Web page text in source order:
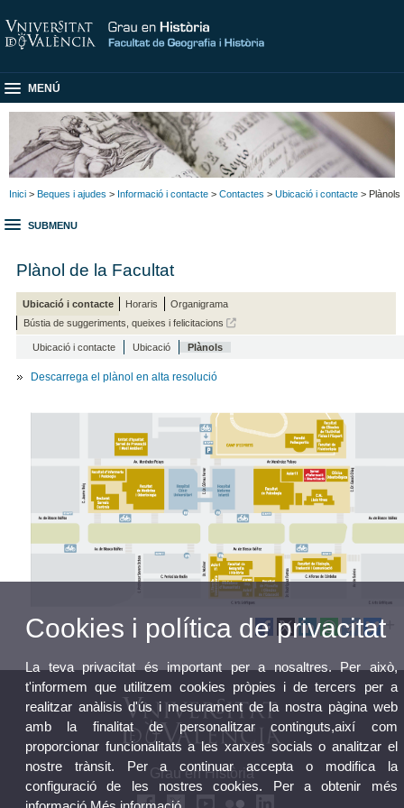
MENÚ
Inici > Beques i ajudes > Informació i contacte > Contactes > Ubicació i contacte > Plànols
SUBMENU
Plànol de la Facultat
Ubicació i contacte Horaris
Organigrama
Bústia de suggeriments, queixes i felicitacions
Ubicació i contacte Ubicació Plànols
Descarrega el plànol en alta resolució
Grau en Història
Cookies i política de privacitat
La teva privacitat és important per a nosaltres. Per això,
t'informem que utilitzem cookies pròpies i de tercers per a
realitzar anàlisis d'ús i mesurament de la nostra pàgina web
amb la finalitat de personalitzar continguts,així com
proporcionar funcionalitats a les xarxes socials o analitzar el
nostre trànsit. Per a continuar accepta o modifica la
configuració de les nostres cookies. Per a obtenir més